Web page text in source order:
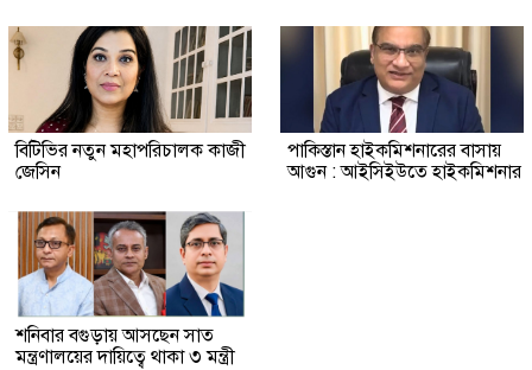
বিটিভির নতুন মহাপরিচালক কাজী
জেসিন
পাকিস্তান হাইকমিশনারের বাসায়
আগুন : আইসিইউতে হাইকমিশনার
শনিবার বগুড়ায় আসছেন সাত
মন্ত্রণালয়ের দায়িত্বে থাকা ৩ মন্ত্রী